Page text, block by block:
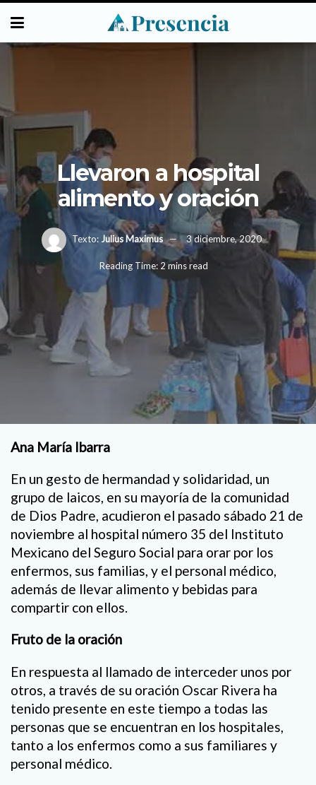
Llevaron a hospital
alimento y oración
Texto: Julius Maximus 3 diciembre, 2020
Reading Time: 2 mins read
Ana María Ibarra
En un gesto de hermandad y solidaridad, un
grupo de laicos, en su mayoría de la comunidad
de Dios Padre, acudieron el pasado sábado 21 de
noviembre al hospital número 35 del Instituto
Mexicano del Seguro Social para orar por los
enfermos, sus familias, y el personal médico,
además de llevar alimento y bebidas para
compartir con ellos.
Fruto de la oración
En respuesta al llamado de interceder unos por
otros, a través de su oración Oscar Rivera ha
tenido presente en este tiempo a todas las
personas que se encuentran en los hospitales,
tanto a los enfermos como a sus familiares y
personal médico.